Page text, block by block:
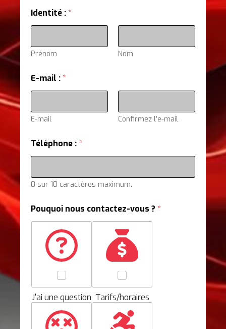
Identité :*
Prénom Nom
c
o
t
a
t
e
z
v
o
s
n
o
E-mail :*
E-mail Confirmez l’e-mail
Téléphone :*
0 sur 10 caractères maximum.
Pouquoi nous contactez-vous ? *
J'ai une question Tarifs/horaires